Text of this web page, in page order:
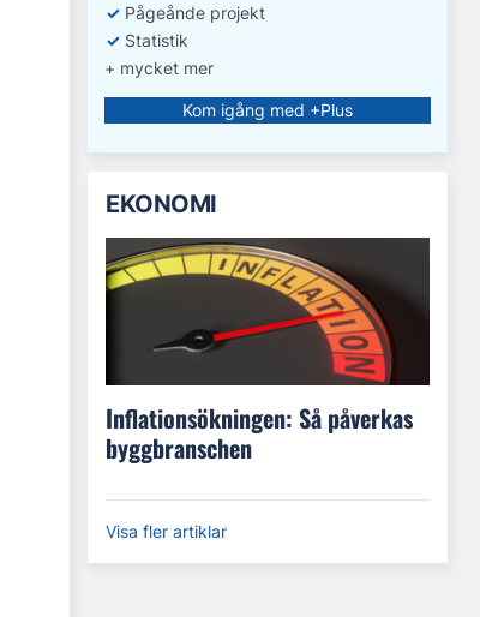
✓ Pågeånde projekt
✓ Statistik
+ mycket mer
Kom igång med +Plus
EKONOMI
Inflationsökningen: Så påverkas
byggbranschen
Visa fler artiklar